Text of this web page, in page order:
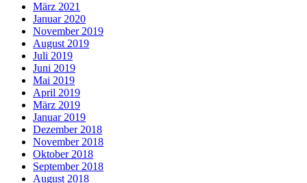
März 2021
Januar 2020
November 2019
August 2019
Juli 2019
Juni 2019
Mai 2019
April 2019
März 2019
Januar 2019
Dezember 2018
November 2018
Oktober 2018
September 2018
August 2018